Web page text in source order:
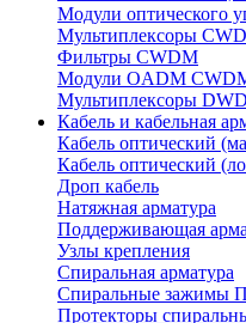
Модули оптического
Мультиплексоры
Фильтры CWDM
Модули OADM
Мультиплексоры
Кабель и кабельная
Кабель оптический
Кабель оптический
Дроп кабель
Натяжная арматура
Поддерживающая
Узлы крепления
Спиральная арматура
Спиральные зажимы
Протекторы